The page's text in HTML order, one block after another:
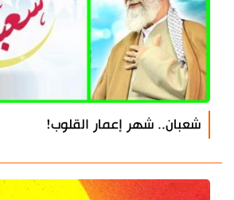
شعبان.. شهر إعمار القلوب!